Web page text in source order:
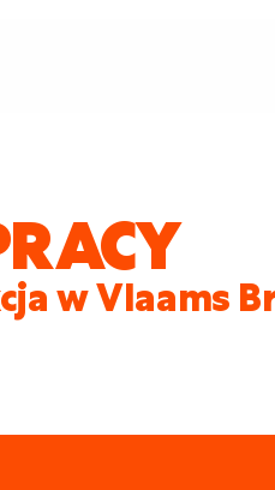
w Vlaams